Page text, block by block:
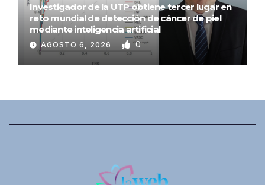
Investigador de la UTP obtiene tercer lugar en
reto mundial de detección de cáncer de piel
mediante inteligencia artificial
AGOSTO 6, 2026 0